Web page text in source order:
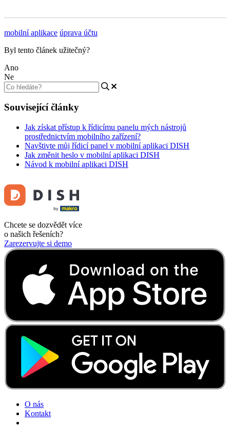
mobilní aplikace úprava účtu
Byl tento článek užitečný?
Ano
Ne
Související články
Jak získat přístup k řídicímu panelu mých nástrojů
prostřednictvím mobilního zařízení?
Navštivte můj řídicí panel v mobilní aplikaci DISH
Jak změnit heslo v mobilní aplikaci DISH
Návod k mobilní aplikaci DISH
Chcete se dozvědět více
o našich řešeních?
Zarezervujte si demo
O nás
Kontakt